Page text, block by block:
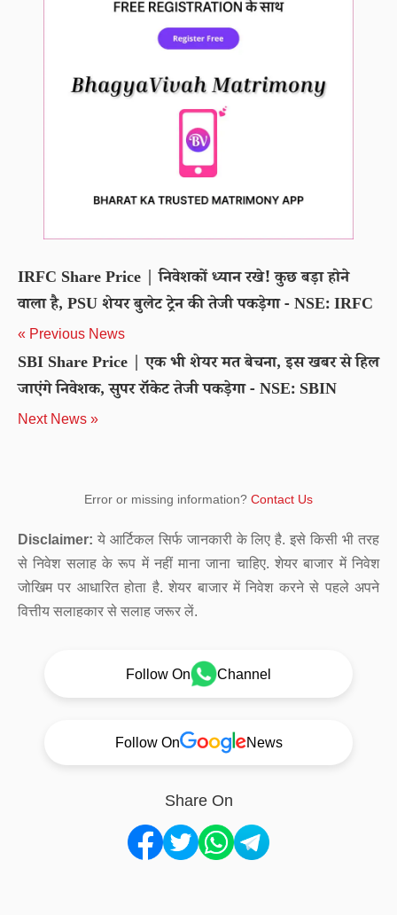
IRFC Share Price | निवेशकों ध्यान रखे! कुछ बड़ा होने
वाला है, PSU शेयर बुलेट ट्रेन की तेजी पकड़ेगा - NSE: IRFC
« Previous News
SBI Share Price | एक भी शेयर मत बेचना, इस खबर से हिल
जाएंगे निवेशक, सुपर रॉकेट तेजी पकड़ेगा - NSE: SBIN
Next News »
Error or missing information? Contact Us
Disclaimer: ये आर्टिकल सिर्फ जानकारी के लिए है. इसे किसी भी तरह
से निवेश सलाह के रूप में नहीं माना जाना चाहिए. शेयर बाजार में निवेश
जोखिम पर आधारित होता है. शेयर बाजार में निवेश करने से पहले अपने
वित्तीय सलाहकार से सलाह जरूर लें.
Follow On Channel
Follow On News
Share On